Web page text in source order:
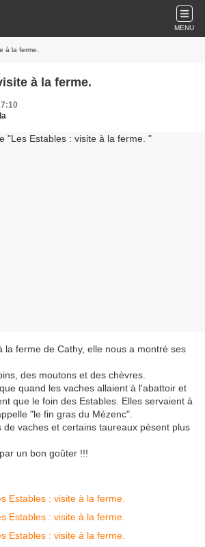
MENU
à la ferme.
à la ferme.
la ferme de Cathy, elle nous a montré ses
des moutons et des chèvres.
quand les vaches allaient à l'abattoir et
que le foin des Estables. Elles servaient à
"le fin gras du Mézenc".
de vaches et certains taureaux pèsent plus
un bon goûter !!!